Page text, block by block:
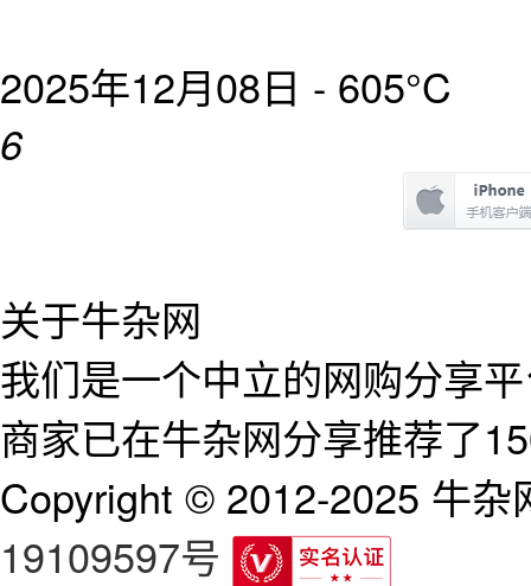
2025年12月08日 - 605°C
6
关于牛杂网
我们是一个中立的网购分享
商家已在牛杂网分享推荐了
Copyright © 2012-2025 牛
19109597号